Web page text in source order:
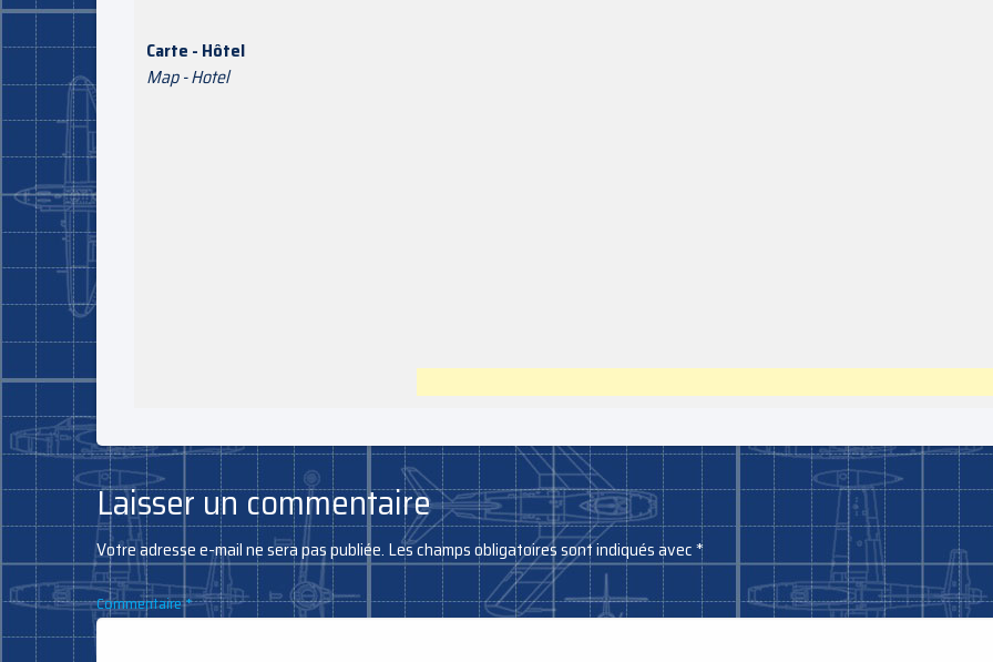
Carte - Hôtel
Map - Hotel
Laisser un commentaire
Votre adresse e-mail ne sera pas publiée. Les champs obligatoires sont indiqués avec*
Commentaire*